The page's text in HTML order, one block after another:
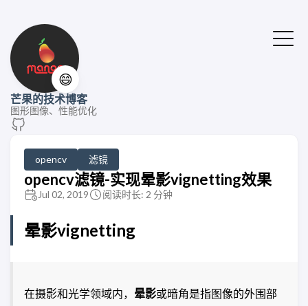
😄
芒果的技术博客
图形图像、性能优化
opencv 滤镜
opencv滤镜-实现晕影vignetting效果
Jul 02, 2019 阅读时长: 2 分钟
晕影vignetting
在摄影和光学领域内， 晕影或暗角是指图像的外围部